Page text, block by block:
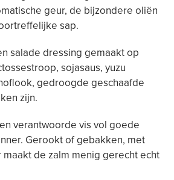
geur, de bijzondere oliën
sap.
salade dressing gemaakt op
sojasaus, yuzu
gedroogde geschaafde
zijn.
verantwoorde vis vol goede
Gerookt of gebakken, met
de zalm menig gerecht echt